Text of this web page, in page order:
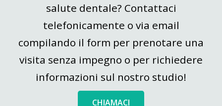
salute dentale? Contattaci
telefonicamente o via email
compilando il form per prenotare una
visita senza impegno o per richiedere
informazioni sul nostro studio!
CHIAMACI